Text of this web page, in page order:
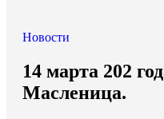
Новости
14 марта 202
Масленица.